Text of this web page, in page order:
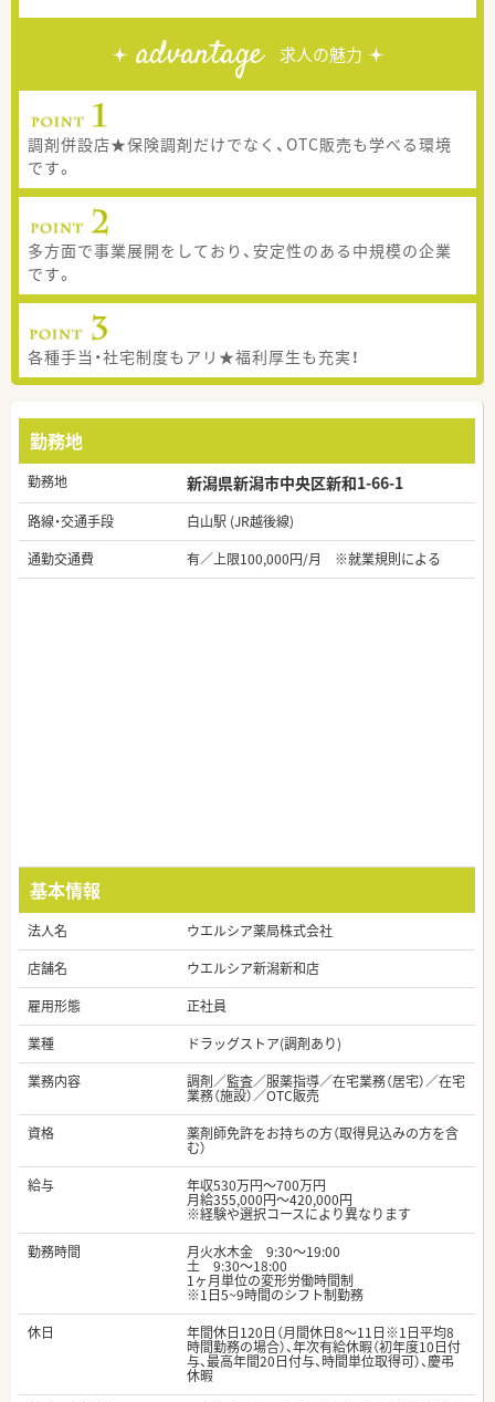
advantage 求人の魅力
調剤併設店★保険調剤だけでなく、OTC販売も学べる環境
です。
多方面で事業展開をしており、安定性のある中規模の企業
です。
各種手当・社宅制度もアリ★福利厚生も充実！
勤務地
勤務地 新潟県新潟市中央区新和1-66-1
路線・交通手段
白山駅 (JR越後線)
通勤交通費
有／上限100,000円/月 ※就業規則による
基本情報
法人名
ウエルシア薬局株式会社
店舗名
ウエルシア新潟新和店
雇用形態
正社員
業種
ドラッグストア(調剤あり)
業務内容
調剤／監査／服薬指導／在宅業務（居宅）／在宅
業務（施設）／OTC販売
資格
薬剤師免許をお持ちの方（取得見込みの方を含
む）
給与
年収530万円～700万円
月給355,000円～420,000円
※経験や選択コースにより異なります
勤務時間
月火水木金 9:30～19:00
土 9:30～18:00
1ヶ月単位の変形労働時間制
※1日5~9時間のシフト制勤務
休日
年間休日120日（月間休日8～11日※1日平均8
時間勤務の場合）、年次有給休暇（初年度10日付
与、最高年間20日付与、時間単位取得可）、慶弔
休暇